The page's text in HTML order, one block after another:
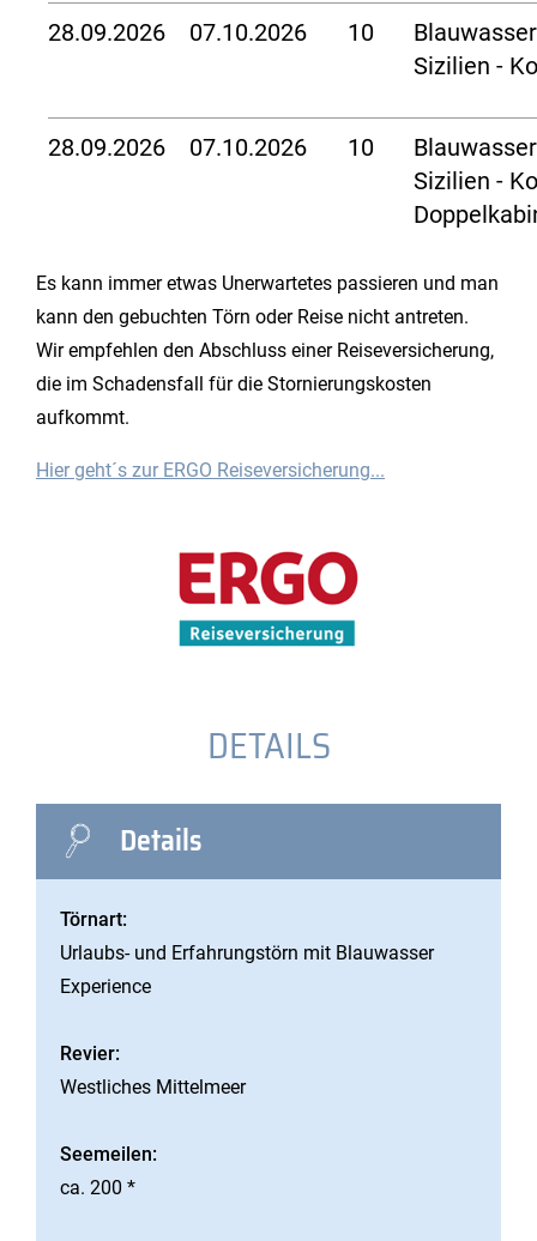
28.09.2026 07.10.2026 10
Sizilien -
28.09.2026 07.10.2026 10
Sizilien -
Es kann immer etwas Unerwartetes passieren und man
kann den gebuchten Törn oder Reise nicht antreten.
Wir empfehlen den Abschluss einer Reiseversicherung,
die im Schadensfall für die Stornierungskosten
aufkommt.
Hier geht´s zur ERGO Reiseversicherung...
DETAILS
Details
Törnart:
Urlaubs- und Erfahrungstörn mit Blauwasser
Experience
Revier:
Westliches Mittelmeer
Seemeilen:
ca. 200 *